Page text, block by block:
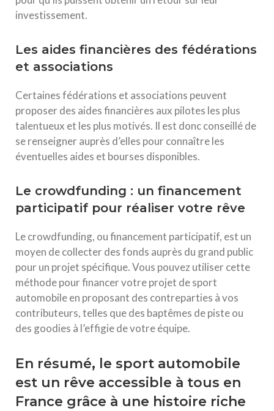
investissement.
Les aides financières des fédérations
et associations
Certaines fédérations et associations peuvent
proposer des aides financières aux pilotes les plus
talentueux et les plus motivés. Il est donc conseillé de
se renseigner auprès d’elles pour connaître les
éventuelles aides et bourses disponibles.
Le crowdfunding : un financement
participatif pour réaliser votre rêve
Le crowdfunding, ou financement participatif, est un
moyen de collecter des fonds auprès du grand public
pour un projet spécifique. Vous pouvez utiliser cette
méthode pour financer votre projet de sport
automobile en proposant des contreparties à vos
contributeurs, telles que des baptêmes de piste ou
des goodies à l’effigie de votre équipe.
En résumé, le sport automobile
est un rêve accessible à tous en
France grâce à une histoire riche